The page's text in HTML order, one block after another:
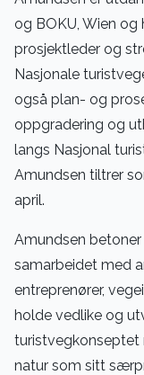
og BOKU, Wien
prosjektleder og
Nasjonale
også plan- og
oppgradering og
langs Nasjonal
Amundsen tiltrer
april.
Amundsen
samarbeidet med
entreprenører,
holde vedlike og
turistvegkonseptet
natur som sitt